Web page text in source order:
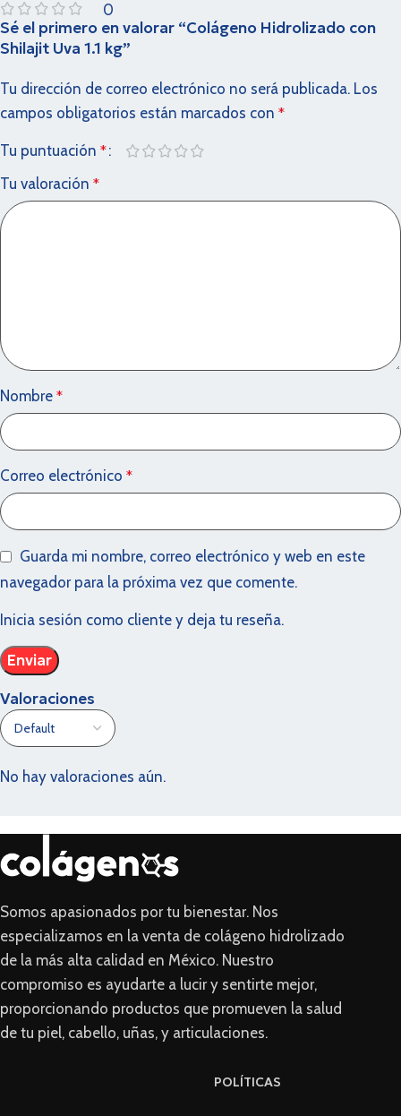
0
Valoraciones
No hay valoraciones aún.
Sé el primero en valorar “Colágeno Hidrolizado con
Shilajit Uva 1.1 kg”
Tu dirección de correo electrónico no será publicada. Los
campos obligatorios están marcados con *
Tu puntuación *
Tu valoración *
Nombre *
Correo electrónico *
Guarda mi nombre, correo electrónico y web en este
navegador para la próxima vez que comente.
Inicia sesión como cliente y deja tu reseña.
Somos apasionados por tu bienestar. Nos
especializamos en la venta de colágeno hidrolizado
de la más alta calidad en México. Nuestro
compromiso es ayudarte a lucir y sentirte mejor,
proporcionando productos que promueven la salud
de tu piel, cabello, uñas, y articulaciones.
POLÍTICAS